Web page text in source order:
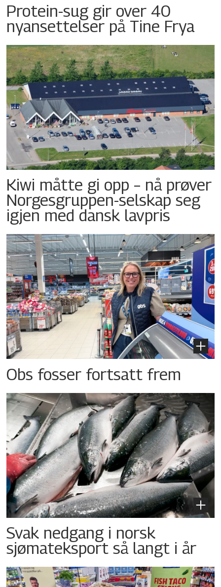
Protein-sug gir over 40
nyansettelser på Tine Frya
Kiwi måtte gi opp – nå prøver
Norgesgruppen-selskap seg
igjen med dansk lavpris
Obs fosser fortsatt frem
Svak nedgang i norsk
sjømateksport så langt i år